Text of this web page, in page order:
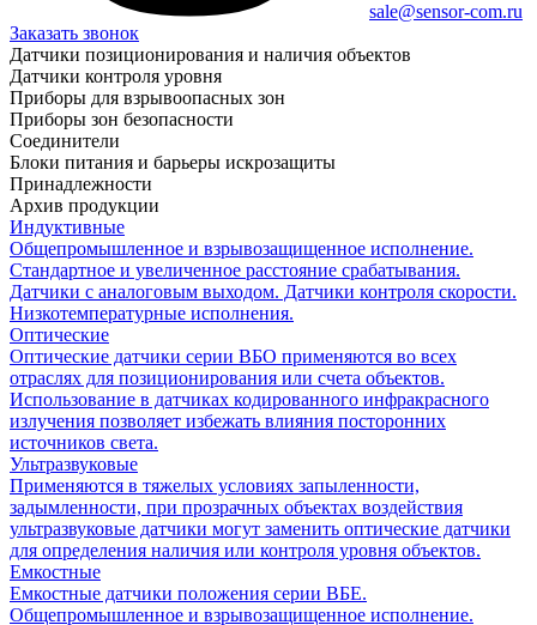
sale@sensor-com.ru
Заказать звонок
Датчики позиционирования и наличия объектов
Датчики контроля уровня
Приборы для взрывоопасных зон
Приборы зон безопасности
Соединители
Блоки питания и барьеры искрозащиты
Принадлежности
Архив продукции
Индуктивные
Общепромышленное и взрывозащищенное исполнение.
Стандартное и увеличенное расстояние срабатывания.
Датчики с аналоговым выходом. Датчики контроля скорости.
Низкотемпературные исполнения.
Оптические
Оптические датчики серии ВБО применяются во всех
отраслях для позиционирования или счета объектов.
Использование в датчиках кодированного инфракрасного
излучения позволяет избежать влияния посторонних
источников света.
Ультразвуковые
Применяются в тяжелых условиях запыленности,
задымленности, при прозрачных объектах воздействия
ультразвуковые датчики могут заменить оптические датчики
для определения наличия или контроля уровня объектов.
Емкостные
Емкостные датчики положения серии ВБЕ.
Общепромышленное и взрывозащищенное исполнение.